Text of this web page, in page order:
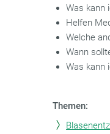
Was kann
Helfen
Welche
Wann
Was kann
Themen: